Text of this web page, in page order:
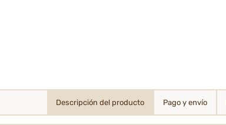
Descripción del producto Pago y envío